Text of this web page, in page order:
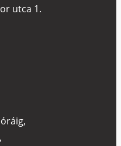
utca 1.